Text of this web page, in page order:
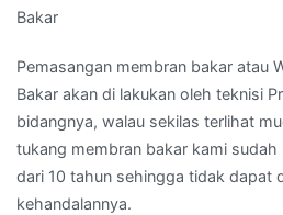
Bakar
Pemasangan membran bakar atau
Bakar akan di lakukan oleh teknisi
bidangnya, walau sekilas terlihat
tukang membran bakar kami sudah
dari 10 tahun sehingga tidak dapat
kehandalannya.